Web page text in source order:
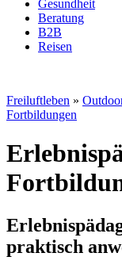
Gesundheit
Beratung
B2B
Reisen
Freiluftleben »
Fortbildungen
praktisch